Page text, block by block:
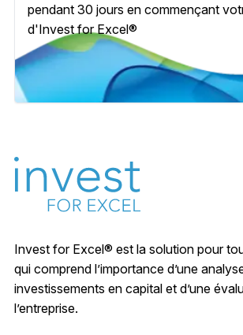
pendant 30 jours en commençant
d'Invest for Excel®
Invest for Excel® est la solution pour
qui comprend l’importance d’une
investissements en capital et d’une
l’entreprise.